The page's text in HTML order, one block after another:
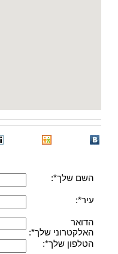
השם שלך*:
עיר*:
הדואר
האלקטרוני שלך*:
הטלפון שלך*: